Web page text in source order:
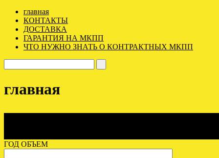
главная
КОНТАКТЫ
ДОСТАВКА
ГАРАНТИЯ НА МКПП
ЧТО НУЖНО ЗНАТЬ О КОНТРАКТНЫХ МКПП
главная
ГОД ОБЪЕМ